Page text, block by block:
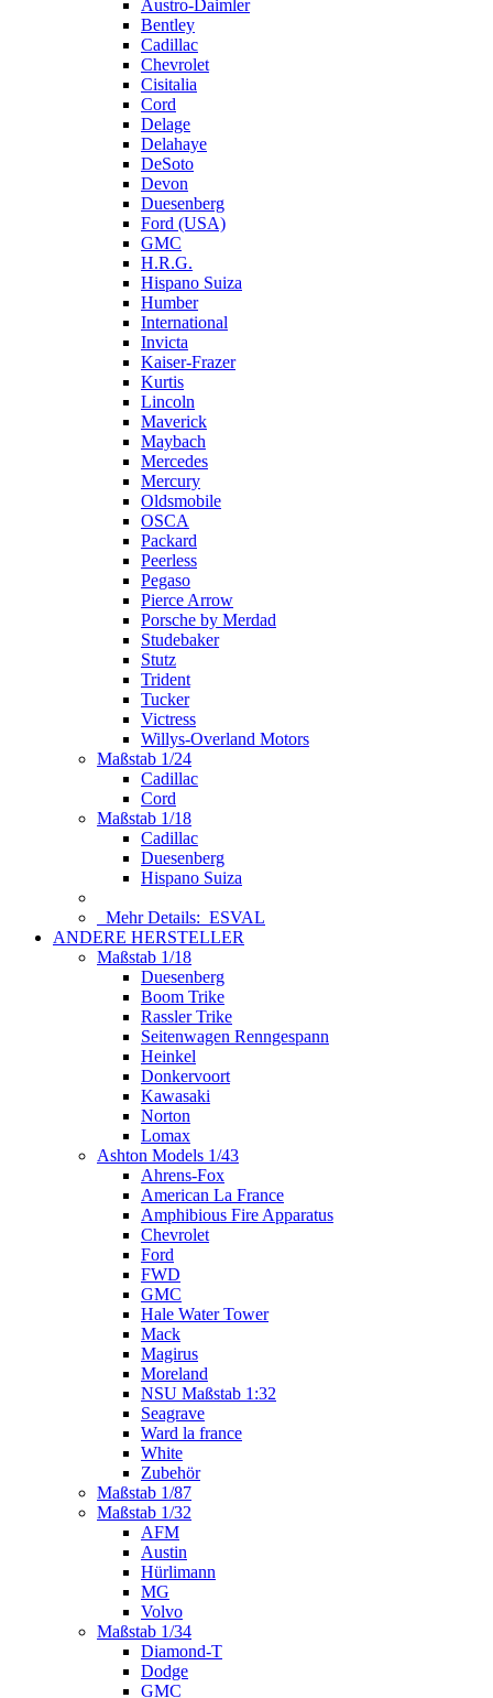
Austro-Daimler
Bentley
Cadillac
Chevrolet
Cisitalia
Cord
Delage
Delahaye
DeSoto
Devon
Duesenberg
Ford (USA)
GMC
H.R.G.
Hispano Suiza
Humber
International
Invicta
Kaiser-Frazer
Kurtis
Lincoln
Maverick
Maybach
Mercedes
Mercury
Oldsmobile
OSCA
Packard
Peerless
Pegaso
Pierce Arrow
Porsche by Merdad
Studebaker
Stutz
Trident
Tucker
Victress
Willys-Overland Motors
Maßstab 1/24
Cadillac
Cord
Maßstab 1/18
Cadillac
Duesenberg
Hispano Suiza
Mehr Details: ESVAL
ANDERE HERSTELLER
Maßstab 1/18
Duesenberg
Boom Trike
Rassler Trike
Seitenwagen Renngespann
Heinkel
Donkervoort
Kawasaki
Norton
Lomax
Ashton Models 1/43
Ahrens-Fox
American La France
Amphibious Fire Apparatus
Chevrolet
Ford
FWD
GMC
Hale Water Tower
Mack
Magirus
Moreland
NSU Maßstab 1:32
Seagrave
Ward la france
White
Zubehör
Maßstab 1/87
Maßstab 1/32
AFM
Austin
Hürlimann
MG
Volvo
Maßstab 1/34
Diamond-T
Dodge
GMC